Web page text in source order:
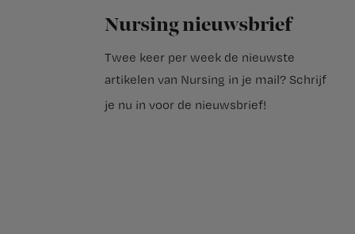
Nursing nieuwsbrief
Twee keer per week de nieuwste
artikelen van Nursing in je mail? Schrijf
je nu in voor de nieuwsbrief!